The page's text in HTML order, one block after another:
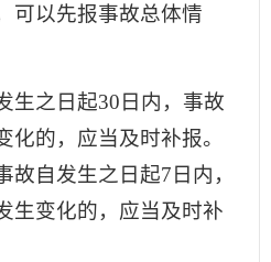
可以先报事故总体情
生之日起30日内，事故
的，应当及时补报。
故自发生之日起7日内，
生变化的，应当及时补